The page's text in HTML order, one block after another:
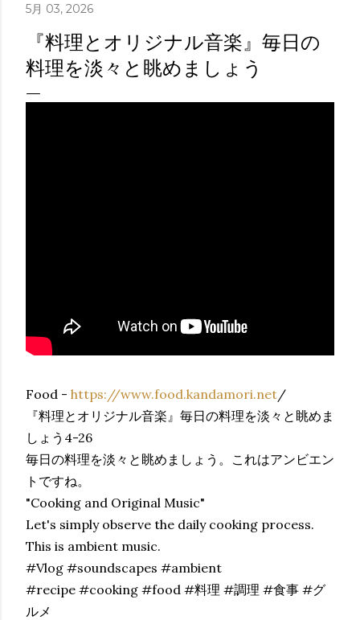
5月 03, 2026
『料理とオリジナル音楽』毎日の
料理を淡々と眺めましょう
Food - https://www.food.kandamori.net/
『料理とオリジナル音楽』毎日の料理を淡々と眺めま
しょう4-26
毎日の料理を淡々と眺めましょう。これはアンビエン
トですね。
"Cooking and Original Music"
Let's simply observe the daily cooking process.
This is ambient music.
#Vlog #soundscapes #ambient
#recipe #cooking #food #料理 #調理 #食事 #グ
ルメ